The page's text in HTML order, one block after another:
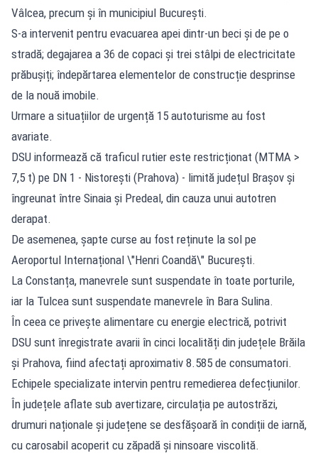
Vâlcea, precum și în municipiul București.
S-a intervenit pentru evacuarea apei dintr-un beci și de pe o
stradă; degajarea a 36 de copaci și trei stâlpi de electricitate
prăbușiți; îndepărtarea elementelor de construcție desprinse
de la nouă imobile.
Urmare a situațiilor de urgență 15 autoturisme au fost
avariate.
DSU informează că traficul rutier este restricționat (MTMA >
7,5 t) pe DN 1 - Nistorești (Prahova) - limită județul Brașov și
îngreunat între Sinaia și Predeal, din cauza unui autotren
derapat.
De asemenea, șapte curse au fost reținute la sol pe
Aeroportul Internațional \"Henri Coandă\" București.
La Constanța, manevrele sunt suspendate în toate porturile,
iar la Tulcea sunt suspendate manevrele în Bara Sulina.
În ceea ce privește alimentare cu energie electrică, potrivit
DSU sunt înregistrate avarii în cinci localități din județele Brăila
și Prahova, fiind afectați aproximativ 8.585 de consumatori.
Echipele specializate intervin pentru remedierea defecțiunilor.
În județele aflate sub avertizare, circulația pe autostrăzi,
drumuri naționale și județene se desfășoară în condiții de iarnă,
cu carosabil acoperit cu zăpadă și ninsoare viscolită.